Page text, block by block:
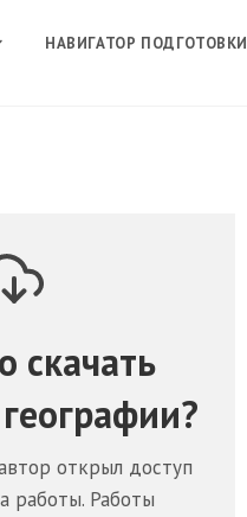
НАВИГАТОР ПОДГОТОВКИ
скачать
географии?
открыл доступ
работы. Работы